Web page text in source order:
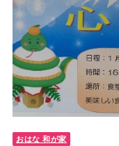
おはな 和が家